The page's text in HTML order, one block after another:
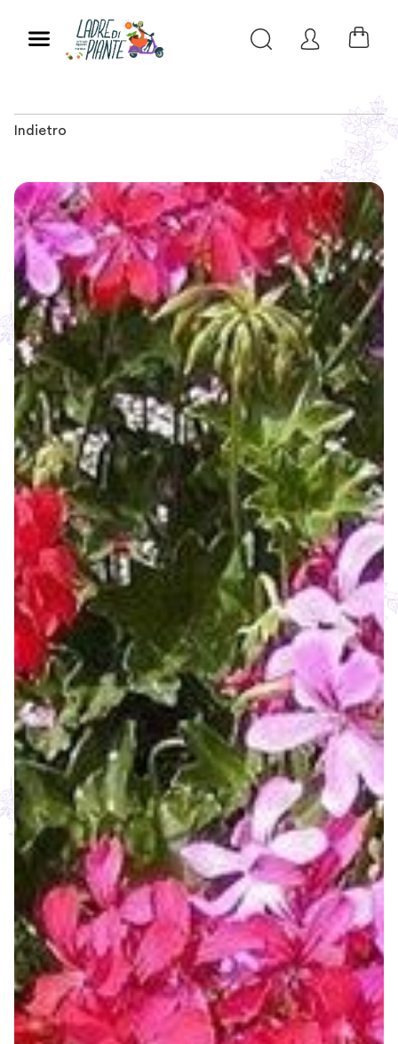
Indietro
Slide 1 of 2